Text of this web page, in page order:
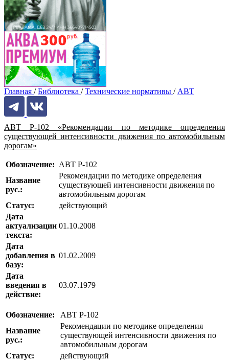
Главная / Библиотека / Технические нормативы / АВТ
АВТ Р-102 «Рекомендации по методике определения
существующей интенсивности движения по автомобильным
дорогам»
Обозначение: АВТ Р-102
Название
рус.:
Рекомендации по методике определения
существующей интенсивности движения по
автомобильным дорогам
Статус:
действующий
Дата
актуализации
текста:
01.10.2008
Дата
добавления в
базу:
01.02.2009
Дата
введения в
действие:
03.07.1979
Обозначение:
АВТ Р-102
Название
рус.:
Рекомендации по методике определения
существующей интенсивности движения по
автомобильным дорогам
Статус:
действующий